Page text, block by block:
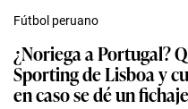
Fútbol peruano
¿Noriega a Portugal?
Sporting de Lisboa y
en caso se dé un